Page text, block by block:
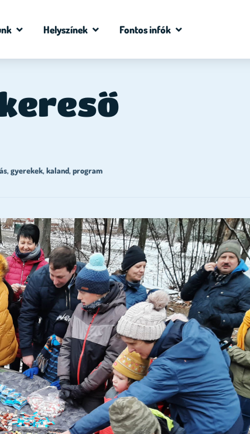
Helyszínek Fontos infók
, gyerekek, kaland, program